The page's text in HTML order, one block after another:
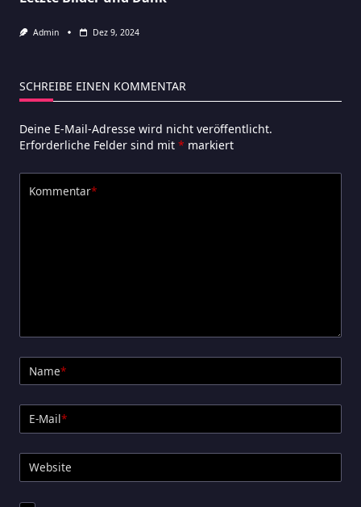
Admin Dez 9, 2024
SCHREIBE EINEN KOMMENTAR
Deine E-Mail-Adresse wird nicht veröffentlicht.
Erforderliche Felder sind mit * markiert
Kommentar*
Name*
E-Mail*
Website